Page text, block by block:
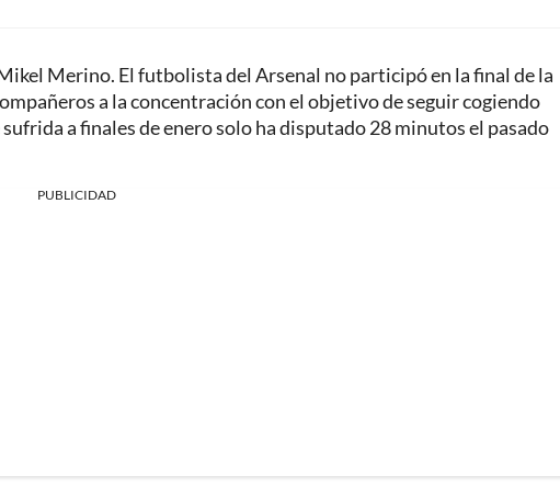
Merino. El futbolista del Arsenal no participó en la final de la
a la concentración con el objetivo de seguir cogiendo
a finales de enero solo ha disputado 28 minutos el pasado
PUBLICIDAD